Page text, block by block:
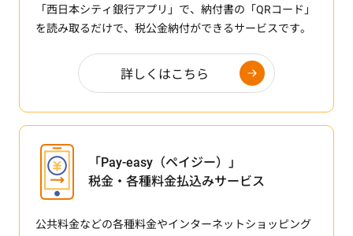
「西日本シティ銀行アプリ」で、納付書の「QRコード」
を読み取るだけで、税公金納付ができるサービスです。
詳しくはこちら
「Pay-easy（ペイジー）」
税金・各種料金払込みサービス
公共料金などの各種料金やインターネットショッピング